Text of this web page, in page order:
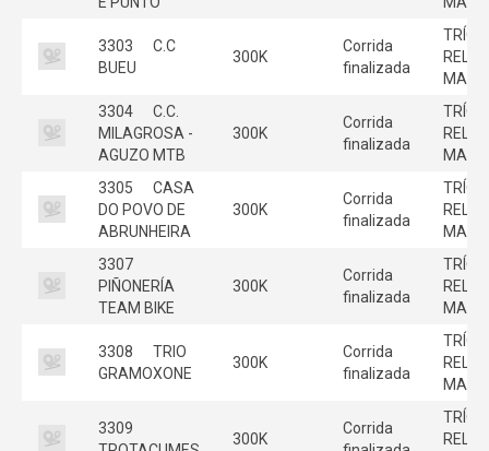
3303
C.C
BUEU
300K
Corrida
finalizada
TRÍO
MASC
3304
C.C.
MILAGROSA -
AGUZO MTB
300K
Corrida
finalizada
TRÍO
MASC
3305
CASA
DO POVO DE
ABRUNHEIRA
300K
Corrida
finalizada
TRÍO
MASC
3307
PIÑONERÍA
TEAM BIKE
300K
Corrida
finalizada
TRÍO
MASC
3308
TRIO
GRAMOXONE
300K
Corrida
finalizada
TRÍO
MASC
3309
300K
Corrida
TRÍO